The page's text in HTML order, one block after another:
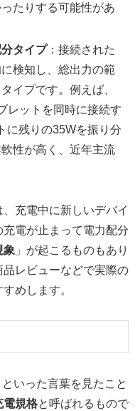
たりする可能性があ
タイプ：接続された
検知し、総出力の範
イプです。例えば、
レットを同時に接続す
に残りの35Wを振り分
性が高く、近年主流
充電中に新しいデバイ
電が止まって電力配分
象 」が起こるものもあり
レビューなどで実際の
めします。
いった言葉を見たこと
電規格と呼ばれるもので